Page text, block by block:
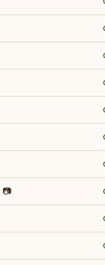
📷